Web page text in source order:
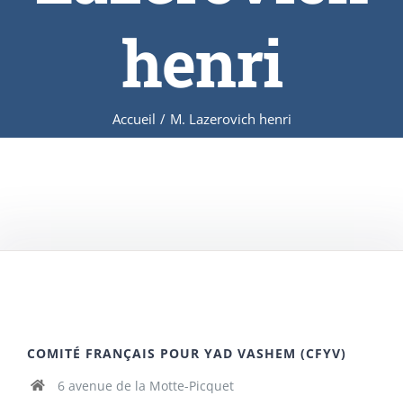
henri
Accueil / M. Lazerovich henri
COMITÉ FRANÇAIS POUR YAD VASHEM (CFYV)
6 avenue de la Motte-Picquet